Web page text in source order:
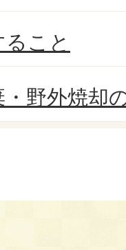
こと
野外焼却